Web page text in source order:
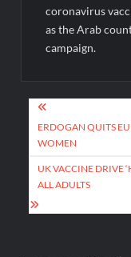
coronavirus
as the Arab
campaign.
Post
navigation
ERDOGAN QUITS
WOMEN
UK VACCINE DRIVE
ALL ADULTS